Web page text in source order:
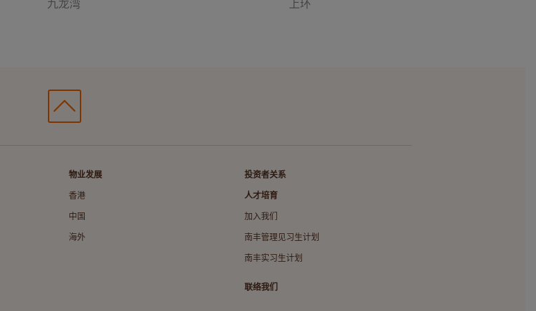
九龙湾 上环
物业发展
香港
中国
海外
投资者关系
人才培育
加入我们
南丰管理见习生计划
南丰实习生计划
联络我们